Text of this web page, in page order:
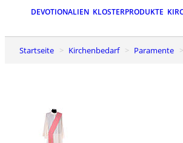
DEVOTIONALIEN KLOSTERPRODUKTE
Startseite Kirchenbedarf Paramente